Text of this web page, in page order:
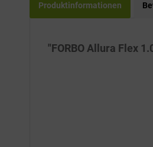
Produktinformationen
"FORBO Allura Flex